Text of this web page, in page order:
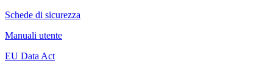
Schede di sicurezza
Manuali utente
EU Data Act